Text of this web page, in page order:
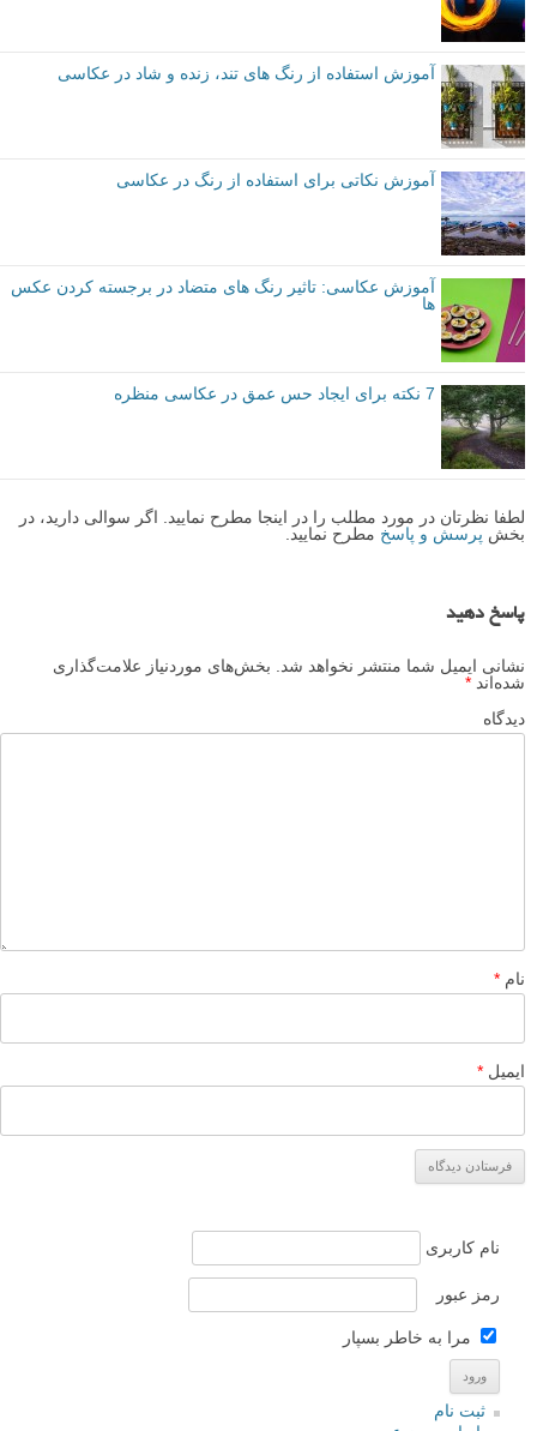
آموزش استفاده از رنگ های تند، زنده و شاد در عکاسی
آموزش نکاتی برای استفاده از رنگ در عکاسی
آموزش عکاسی: تاثیر رنگ های متضاد در برجسته کردن عکس
ها
7 نکته برای ایجاد حس عمق در عکاسی منظره
لطفا نظرتان در مورد مطلب را در اینجا مطرح نمایید. اگر سوالی دارید، در
بخش پرسش و پاسخ مطرح نمایید.
پاسخ دهید
نشانی ایمیل شما منتشر نخواهد شد. بخش‌های موردنیاز علامت‌گذاری
شده‌اند *
دیدگاه
نام *
ایمیل *
نام کاربری
رمز عبور
مرا به خاطر بسپار
ثبت نام